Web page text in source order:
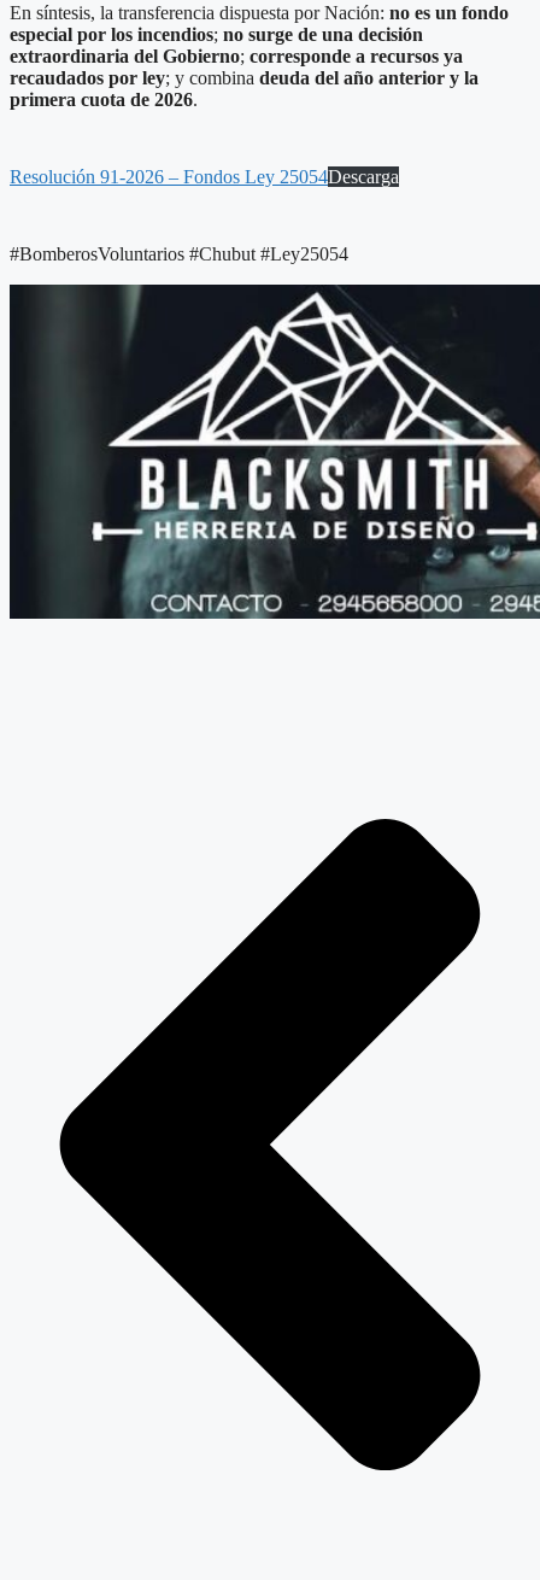
En síntesis, la transferencia dispuesta por Nación: no es un fondo
especial por los incendios; no surge de una decisión
extraordinaria del Gobierno; corresponde a recursos ya
recaudados por ley; y combina deuda del año anterior y la
primera cuota de 2026.
Resolución 91-2026 – Fondos Ley 25054Descarga
#BomberosVoluntarios #Chubut #Ley25054